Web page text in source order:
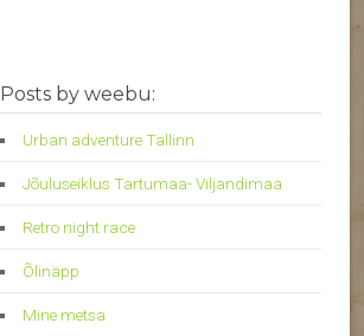
Posts by weebu:
Urban adventure Tallinn
Jõuluseiklus Tartumaa- Viljandimaa
Retro night race
Õlinäpp
Mine metsa